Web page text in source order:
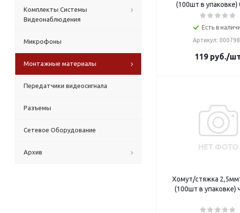
(100шт в
Есть в
Артикул:
119 руб./
Хомут/стяжка
(100шт в упаковке)
Комплекты Системы
Видеонаблюдения
Микрофоны
Монтажные материалы
Передатчики видеосигнала
Разъемы
Сетевое Оборудование
Архив